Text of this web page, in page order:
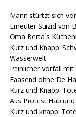
Mann stürtzt sich
Erneuter Suizid von
Oma Berta`s
Kurz und Knapp:
Wasserwelt
Peinlicher Vorfall
Faasend ohne De
Kurz und Knapp:
Aus Protest Hab
Kurz und knapp: